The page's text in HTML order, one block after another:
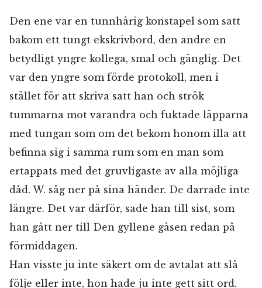
Den ene var en tunnhårig konstapel som satt
bakom ett tungt ekskrivbord, den andre en
betydligt yngre kollega, smal och gänglig. Det
var den yngre som förde protokoll, men i
stället för att skriva satt han och strök
tummarna mot varandra och fuktade läpparna
med tungan som om det bekom honom illa att
befinna sig i samma rum som en man som
ertappats med det gruvligaste av alla möjliga
dåd. W. såg ner på sina händer. De darrade inte
längre. Det var därför, sade han till sist, som
han gått ner till Den gyllene gåsen redan på
förmiddagen.
Han visste ju inte säkert om de avtalat att slå
följe eller inte, hon hade ju inte gett sitt ord.